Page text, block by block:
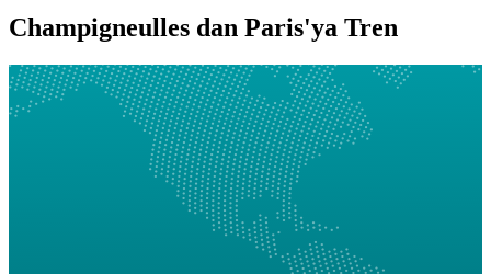
Champigneulles dan Paris'ya Tren